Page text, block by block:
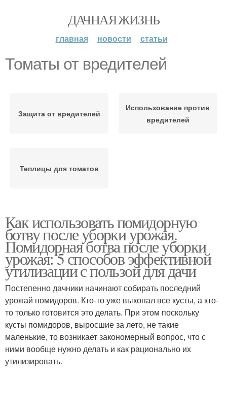
ДАЧНАЯ ЖИЗНЬ
главная новости статьи
Томаты от вредителей
Защита от вредителей
Использование против
вредителей
Теплицы для томатов
Как использовать помидорную
ботву после уборки урожая.
Помидорная ботва после уборки
урожая: 5 способов эффективной
утилизации с пользой для дачи
Постепенно дачники начинают собирать последний
урожай помидоров. Кто-то уже выкопал все кусты, а кто-
то только готовится это делать. При этом поскольку
кусты помидоров, выросшие за лето, не такие
маленькие, то возникает закономерный вопрос, что с
ними вообще нужно делать и как рационально их
утилизировать.